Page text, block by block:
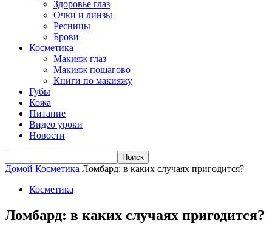
Здоровье глаз
Очки и линзы
Ресницы
Брови
Косметика
Макияж глаз
Макияж пошагово
Книги по макияжу
Губы
Кожа
Питание
Видео уроки
Новости
Домой Косметика Ломбард: в каких случаях пригодится?
Косметика
Ломбард: в каких случаях пригодится?